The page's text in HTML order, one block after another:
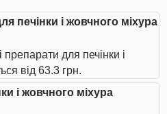
печінки і жовчного міхура
препарати для печінки і
від 63.3 грн.
і жовчного міхура